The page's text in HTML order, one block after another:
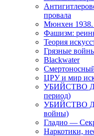
провала
Мюнхен 1938.
Фашизм:
Теория
Грязные
Blackwater
ЦРУ и мир
УБИЙСТВО
период)
УБИЙСТВО
войны)
Гладио —
Наркотики,